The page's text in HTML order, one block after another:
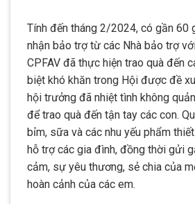
Tính đến tháng 2/2024, có gần 60
nhận bảo trợ từ các Nhà bảo trợ
CPFAV đã thực hiện trao quà đến
biệt khó khăn trong Hội được đề
hội trưởng đã nhiệt tình không
để trao quà đến tận tay các con.
bỉm, sữa và các nhu yếu phẩm
hỗ trợ các gia đình, đồng thời gửi
cảm, sự yêu thương, sẻ chia của
hoàn cảnh của các em.